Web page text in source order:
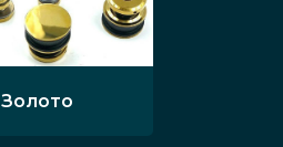
Золото